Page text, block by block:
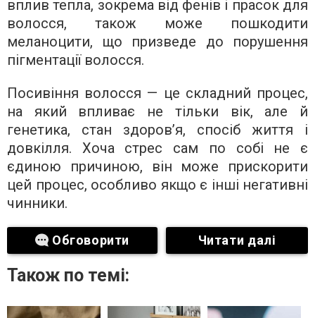
вплив тепла, зокрема від фенів і прасок для
волосся, також може пошкодити
меланоцити, що призведе до порушення
пігментації волосся.
Посивіння волосся — це складний процес,
на який впливає не тільки вік, але й
генетика, стан здоров’я, спосіб життя і
довкілля. Хоча стрес сам по собі не є
єдиною причиною, він може прискорити
цей процес, особливо якщо є інші негативні
чинники.
Обговорити Читати далі
Також по темі: